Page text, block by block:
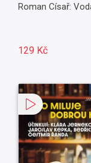
Roman Císař:
129 Kč